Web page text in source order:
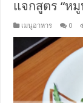
แจกสูตร “ห
เมนูอาหาร 0